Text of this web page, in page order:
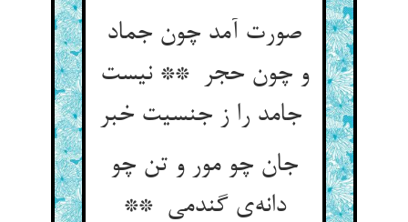
صورت آمد چون جماد
و چون حجر ** نیست
جان چو مور و تن چو
دانه‌ی گندمی **